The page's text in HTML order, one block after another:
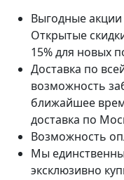
Выгодные
Открытые
15% для новых
Доставка по
возможность
ближайшее
доставка по
Возможность
Мы
эксклюзивно